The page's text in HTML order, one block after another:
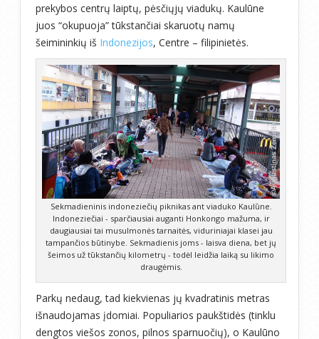
prekybos centrų laiptų, pėsčiųjų viadukų. Kaulūne
juos “okupuoja” tūkstančiai skaruotų namų
šeimininkių iš Indonezijos, Centre – filipinietės.
Sekmadieninis indoneziečių piknikas ant viaduko Kaulūne.
Indoneziečiai - sparčiausiai auganti Honkongo mažuma, ir
daugiausiai tai musulmonės tarnaitės, viduriniajai klasei jau
tampančios būtinybe. Sekmadienis joms - laisva diena, bet jų
šeimos už tūkstančių kilometrų - todėl leidžia laiką su likimo
draugėmis.
Parkų nedaug, tad kiekvienas jų kvadratinis metras
išnaudojamas įdomiai. Populiarios paukštidės (tinklu
dengtos viešos zonos, pilnos sparnuočių), o Kaulūno